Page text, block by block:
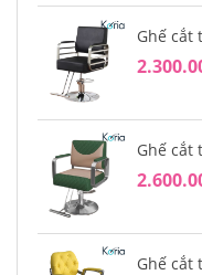
Ghế cắt
Ghế cắt
Ghế cắt